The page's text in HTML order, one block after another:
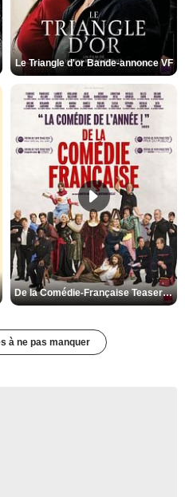
Le Triangle d'or Bande-annonce VF
De la Comédie-Française Teaser VF
à ne pas manquer